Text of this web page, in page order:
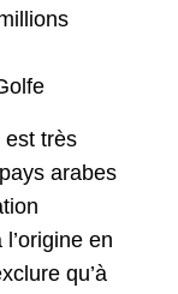
est très
arabes
en
qu’à